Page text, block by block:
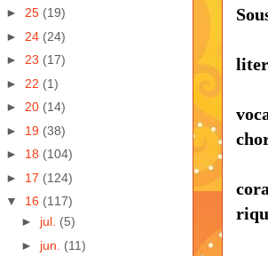
► 25 (19)
► 24 (24)
► 23 (17)
► 22 (1)
► 20 (14)
► 19 (38)
► 18 (104)
► 17 (124)
▼ 16 (117)
► jul. (5)
► jun. (11)